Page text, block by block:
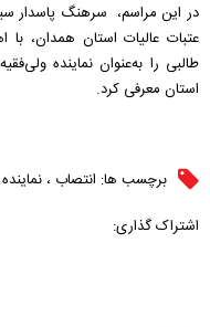
در این مراسم، سرهنگ پاسدار
عتبات عالیات استان همدان،
طالبی را به‌عنوان نماینده
استان معرفی کرد.
برچسب ها: انتصاب ،
اشتراک گذاری: